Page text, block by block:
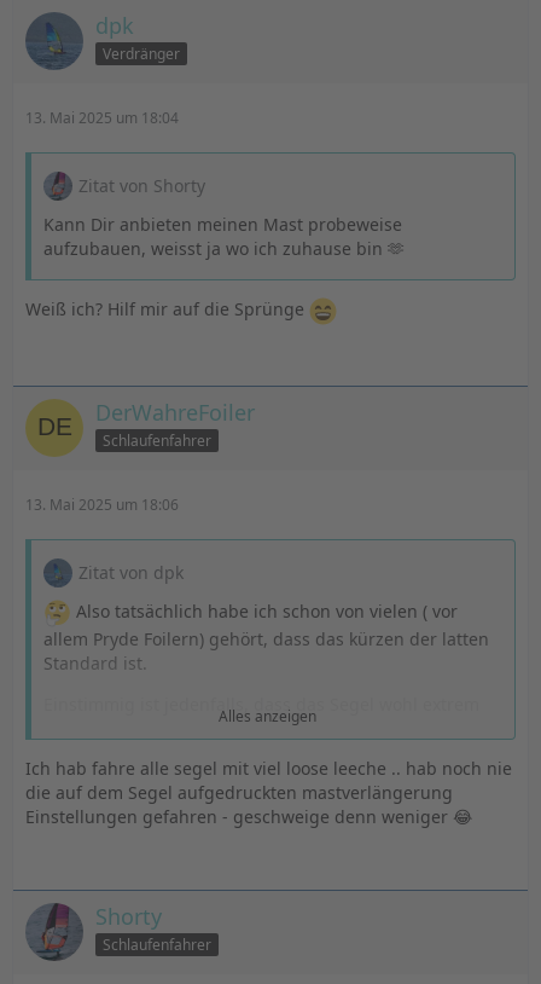
dpk
Verdränger
13. Mai 2025 um 18:04
Zitat von Shorty
Kann Dir anbieten meinen Mast probeweise
aufzubauen, weisst ja wo ich zuhause bin 🫶
Weiß ich? Hilf mir auf die Sprünge
DerWahreFoiler
Schlaufenfahrer
13. Mai 2025 um 18:06
Zitat von dpk
Also tatsächlich habe ich schon von vielen ( vor
allem Pryde Foilern) gehört, dass das kürzen der latten
Standard ist.
Einstimmig ist jedenfalls, dass das Segel wohl extrem
viel Vorliekspannung benötigt, also der Verkäufer sagte
zwischen Min und Max das LL hatte, werde ich heute
nochmal testen und schauen wie sich das auf die
Camberrotation auswirkt. Dazu muss ich +2 cm mehr als
Bei meinem Vorgägnersegel (flight ii) weiß ich, dass die
Camberrotation dann immer noch schlecht war. Aber
gerade so ausreichend dass ich mich nie mehr weiter
Alles anzeigen
Ich hab fahre alle segel mit viel loose leeche .. hab noch nie
die auf dem Segel aufgedruckten mastverlängerung
Einstellungen gefahren - geschweige denn weniger 😂
Shorty
Schlaufenfahrer